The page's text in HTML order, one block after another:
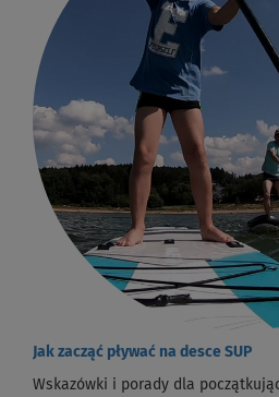
Jak zacząć pływać na desce SUP
Wskazówki i porady dla